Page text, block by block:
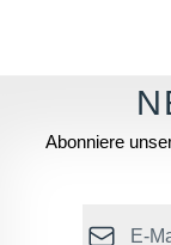
Abonniere